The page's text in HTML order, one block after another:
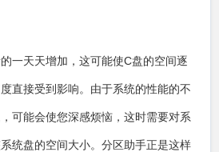
一天天增加，这可能使C盘的空间逐
直接受到影响。由于系统的性能的不
可能会使您深感烦恼，这时需要对系
统盘的空间大小。分区助手正是这样